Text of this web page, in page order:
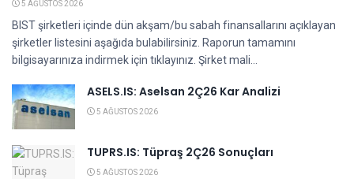
5 AĞUSTOS 2026
BIST şirketleri içinde dün akşam/bu sabah finansallarını açıklayan
şirketler listesini aşağıda bulabilirsiniz. Raporun tamamını
bilgisayarınıza indirmek için tıklayınız. Şirket mali...
ASELS.IS: Aselsan 2Ç26 Kar Analizi
5 AĞUSTOS 2026
TUPRS.IS: Tüpraş 2Ç26 Sonuçları
5 AĞUSTOS 2026